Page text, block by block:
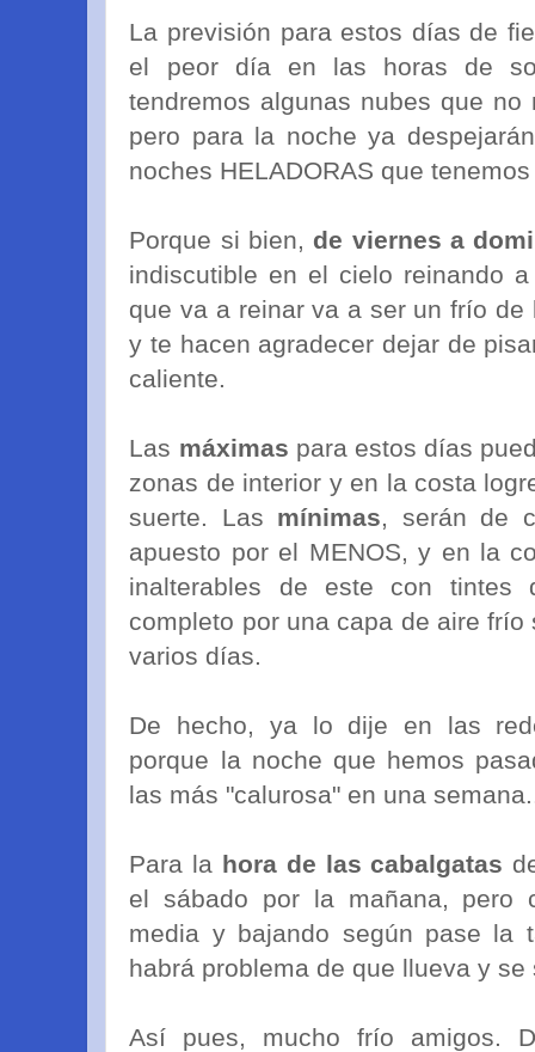
La previsión para estos días de
el peor día en las horas de
tendremos algunas nubes que
pero para la noche ya
noches HELADORAS que
Porque si bien, de viernes a
indiscutible en el cielo reinando
que va a reinar va a ser un frío
y te hacen agradecer dejar de
caliente.
Las máximas para estos días
zonas de interior y en la costa
suerte. Las mínimas, serán de
apuesto por el MENOS, y en la
inalterables de este con tintes
completo por una capa de aire
varios días.
De hecho, ya lo dije en las
porque la noche que hemos
las más "calurosa" en una
Para la hora de las cabalgatas
el sábado por la mañana, pero
media y bajando según pase la
habrá problema de que llueva y
Así pues, mucho frío amigos.